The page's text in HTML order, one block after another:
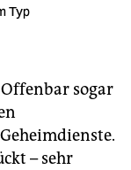
Typ
sogar
– sehr